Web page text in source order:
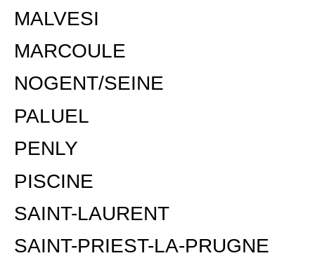
MALVESI
MARCOULE
NOGENT/SEINE
PALUEL
PENLY
PISCINE
SAINT-LAURENT
SAINT-PRIEST-LA-PRUGNE